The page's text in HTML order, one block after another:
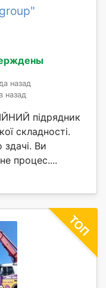
назад
назад
підрядник
складності.
Ви
процес....